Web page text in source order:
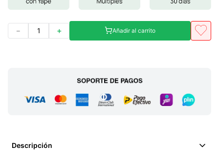
＋
－ Añadir al carrito
Descripción